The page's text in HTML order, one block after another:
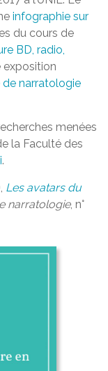
infographie sur
du cours de
BD, radio,
exposition
de narratologie
menées
la Faculté des
.
Les avatars du
narratologie, n°